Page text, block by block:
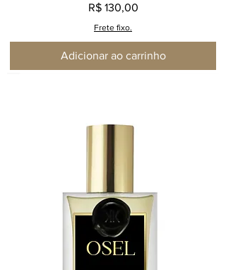
Preço
R$ 130,00
Frete fixo.
Adicionar ao carrinho